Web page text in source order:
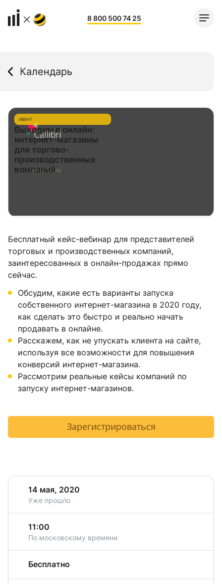
8 800 500 74 25
Календарь
ИВЕНТ
Выходим в онлайн:
интернет-магазины
для торгово-
производственных
компаний
Бесплатный кейс-вебинар для представителей
торговых и производственных компаний,
заинтересованных в онлайн-продажах прямо
сейчас.
Обсудим, какие есть варианты запуска
собственного интернет-магазина в 2020 году,
как сделать это быстро и реально начать
продавать в онлайне.
Расскажем, как не упускать клиента на сайте,
используя все возможности для повышения
конверсий интернет-магазина.
Рассмотрим реальные кейсы компаний по
запуску интернет-магазинов.
Зарегистрироваться
14 мая, 2020
Уже прошло
11:00
По московскому времени
Бесплатно